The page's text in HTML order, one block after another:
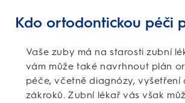
Kdo ortodontickou péči
Vaše zuby má na starosti zubní
vám může také navrhnout plán
péče, včetně diagnózy, vyšetření
zákroků. Zubní lékař vás však